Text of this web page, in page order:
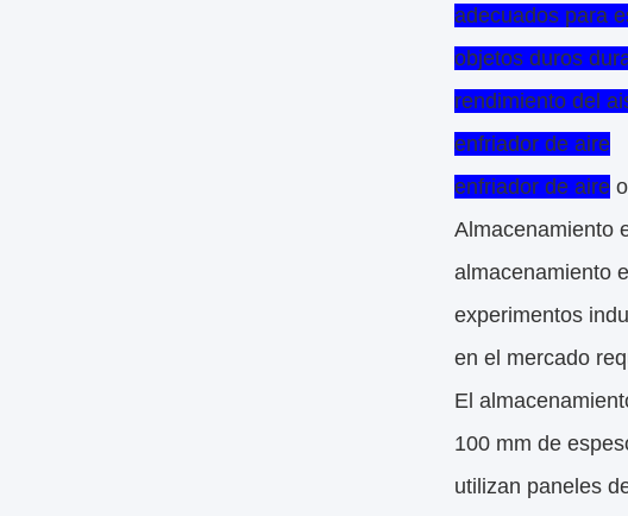
adecuados para
objetos duros
rendimiento del
enfriador de aire
enfriador de aire
Almacenamiento
almacenamiento
experimentos
en el mercado
El
100 mm de
utilizan paneles